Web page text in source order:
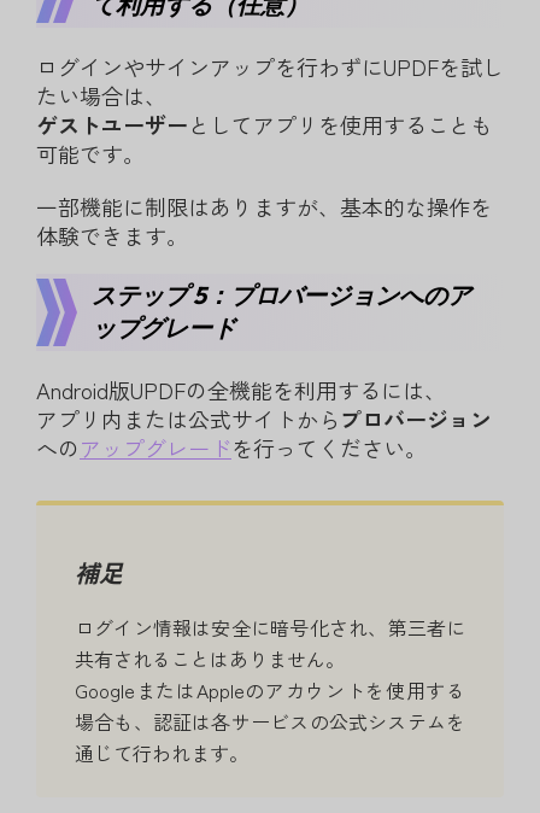
ログインやサインアップを行わずにUPDFを試し
たい場合は、
ゲストユーザーとしてアプリを使用することも
可能です。
一部機能に制限はありますが、基本的な操作を
体験できます。
ステップ 5：プロバージョンへのア
ップグレード
Android版UPDFの全機能を利用するには、
アプリ内または公式サイトからプロバージョン
へのアップグレードを行ってください。
補足
ログイン情報は安全に暗号化され、第三者に
共有されることはありません。
GoogleまたはAppleのアカウントを使用する
場合も、認証は各サービスの公式システムを
通じて行われます。